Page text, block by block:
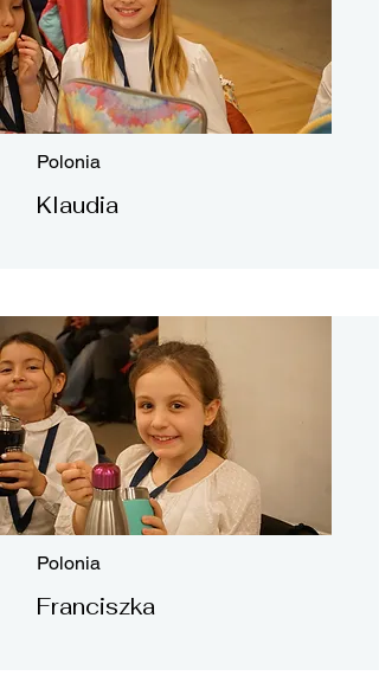
Polonia
Klaudia
Polonia
Franciszka